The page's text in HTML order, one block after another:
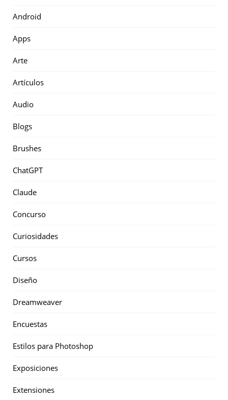
Android
Apps
Arte
Artículos
Audio
Blogs
Brushes
ChatGPT
Claude
Concurso
Curiosidades
Cursos
Diseño
Dreamweaver
Encuestas
Estilos para Photoshop
Exposiciones
Extensiones